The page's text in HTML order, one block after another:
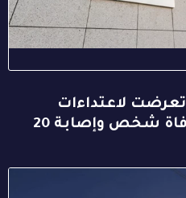
تعرضت لاعتداءات
شخص وإصابة 20